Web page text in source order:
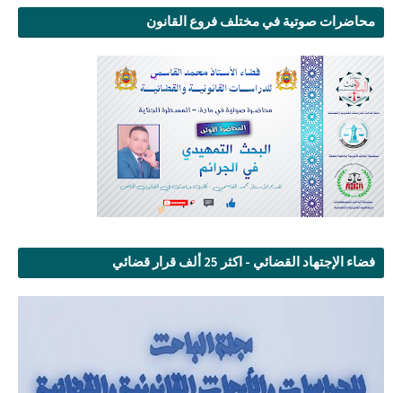
محاضرات صوتية في مختلف فروع القانون
فضاء الإجتهاد القضائي - اكثر 25 ألف قرار قضائي